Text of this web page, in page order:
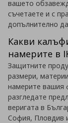
вашето
съчетаете и с
допълнително
Какви
намерите в
Защитните
размери,
намерите вашия
разгледате
веригата в
София, Пловдив